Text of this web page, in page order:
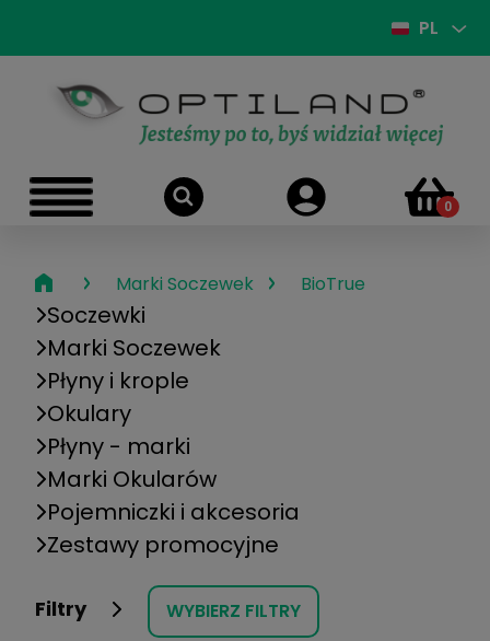
PL
› Marki Soczewek › BioTrue
Soczewki
Marki Soczewek
Płyny i krople
Okulary
Płyny - marki
Marki Okularów
Pojemniczki i akcesoria
Zestawy promocyjne
Filtry WYBIERZ FILTRY